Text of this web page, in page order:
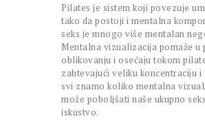
Pilates je sistem koji povezuje
tako da postoji i mentalna
seks je mnogo više mentalan
Mentalna vizualizacija pomaže u
oblikovanju i osećaju tokom
zahtevajući veliku koncentraciju i
svi znamo koliko mentalna
može poboljšati naše ukupno
iskustvo.